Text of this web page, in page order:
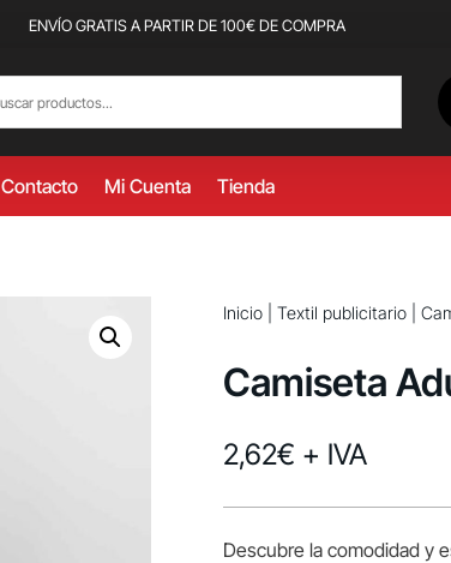
ENVÍO GRATIS A PARTIR DE 100€ DE COMPRA
Contacto Mi Cuenta Tienda
Inicio| Textil publicitario|
Camiseta
2,62€ + IVA
Descubre la comodidad y